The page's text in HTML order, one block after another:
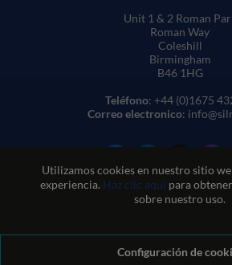
Utilizamos cookies en nuestro sitio
experiencia. Haz clic aquí para
sobre nuestro uso.
Configuración de
Unit 1 & 2 Roman
Roman Way
Coleshill
Birmingham
B46 1HG
Teléfono: +44 (0)1675
Correo electronico:
Condiciones generales de venta